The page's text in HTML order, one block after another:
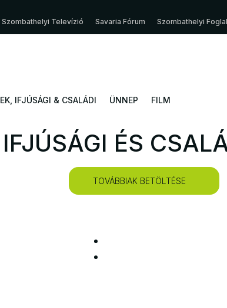
Szombathelyi Televízió Savaria Fórum Szombathelyi
IFJÚSÁGI & CSALÁDI ÜNNEP FILM
ÉS
TOVÁBBIAK BETÖLTÉSE